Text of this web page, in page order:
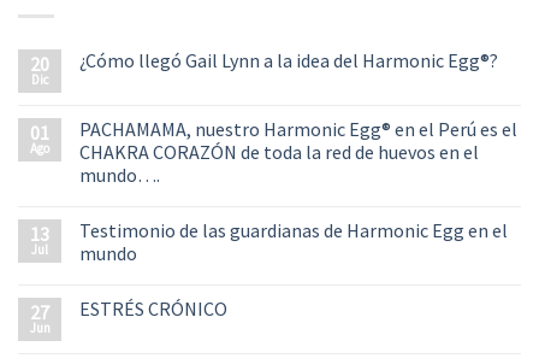
20
Dic
¿Cómo llegó Gail Lynn a la idea del Harmonic Egg®?
01
Ago
PACHAMAMA, nuestro Harmonic Egg® en el Perú es el
CHAKRA CORAZÓN de toda la red de huevos en el
mundo….
13
Jul
Testimonio de las guardianas de Harmonic Egg en el
mundo
27
Jun
ESTRÉS CRÓNICO